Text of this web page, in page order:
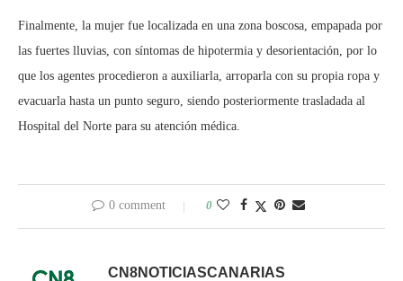
Finalmente, la mujer fue localizada en una zona boscosa, empapada por
las fuertes lluvias, con síntomas de hipotermia y desorientación, por lo
que los agentes procedieron a auxiliarla, arroparla con su propia ropa y
evacuarla hasta un punto seguro, siendo posteriormente trasladada al
Hospital del Norte para su atención médica.
0 comment 0
CN8NOTICIASCANARIAS